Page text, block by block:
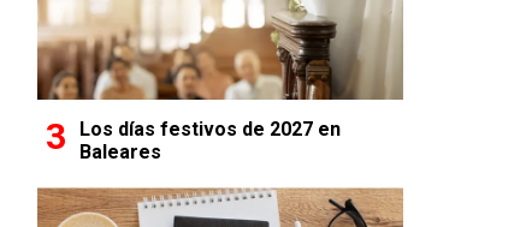
Los días festivos de 2027 en
Baleares